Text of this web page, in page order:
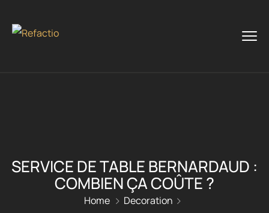
SERVICE DE TABLE BERNARDAUD :
COMBIEN ÇA COÛTE ?
Home
Decoration